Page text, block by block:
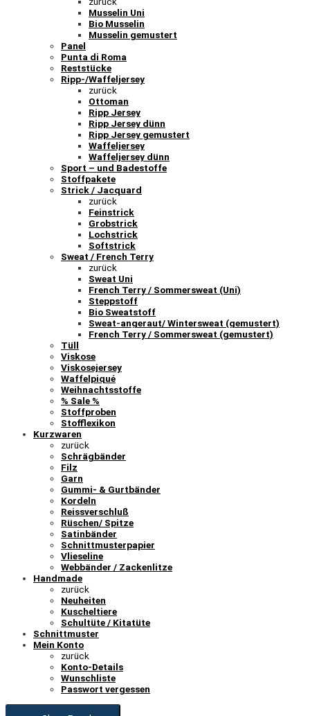
Musselin Uni
Bio Musselin
Musselin gemustert
Panel
Punta di Roma
Reststücke
Ripp-/Waffeljersey
zurück
Ottoman
Ripp Jersey
Ripp Jersey dünn
Ripp Jersey gemustert
Waffeljersey
Waffeljersey dünn
Sport – und Badestoffe
Stoffpakete
Strick / Jacquard
zurück
Feinstrick
Grobstrick
Lochstrick
Softstrick
Sweat / French Terry
zurück
Sweat Uni
French Terry / Sommersweat (Uni)
Steppstoff
Bio Sweatstoff
Sweat-angeraut/ Wintersweat (gemustert)
French Terry / Sommersweat (gemustert)
Tüll
Viskose
Viskosejersey
Waffelpiqué
Weihnachtsstoffe
% Sale %
Stoffproben
Stofflexikon
Kurzwaren
zurück
Schrägbänder
Filz
Garn
Gummi- & Gurtbänder
Kordeln
Reissverschluß
Rüschen/ Spitze
Satinbänder
Schnittmusterpapier
Vlieseline
Webbänder / Zackenlitze
Handmade
zurück
Neuheiten
Kuscheltiere
Schultüte / Kitatüte
Schnittmuster
Mein Konto
zurück
Konto-Details
Wunschliste
Passwort vergessen